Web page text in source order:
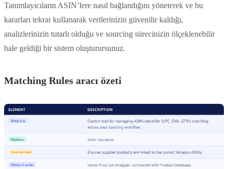
Tanımlayıcıların ASIN’lere nasıl bağlandığını yöneterek ve bu
kararları tekrar kullanarak verilerinizin güvenilir kaldığı,
analizlerinizin tutarlı olduğu ve sourcing sürecinizin ölçeklenebilir
hale geldiği bir sistem oluşturursunuz.
Matching Rules aracı özeti